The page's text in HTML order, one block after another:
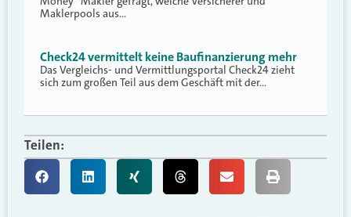
Maklerpools aus…
Check24 vermittelt keine Baufinanzierung mehr
Das Vergleichs- und Vermittlungsportal Check24 zieht
sich zum großen Teil aus dem Geschäft mit der…
Teilen: